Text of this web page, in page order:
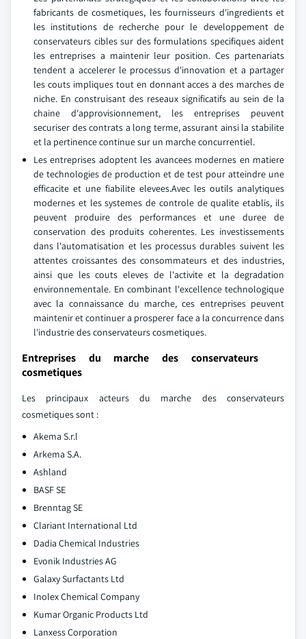
fabricants de cosmetiques, les fournisseurs d'ingredients et
les institutions de recherche pour le developpement de
conservateurs cibles sur des formulations specifiques aident
les entreprises a maintenir leur position. Ces partenariats
tendent a accelerer le processus d'innovation et a partager
les couts impliques tout en donnant acces a des marches de
niche. En construisant des reseaux significatifs au sein de la
chaine d'approvisionnement, les entreprises peuvent
securiser des contrats a long terme, assurant ainsi la stabilite
et la pertinence continue sur un marche concurrentiel.
Les entreprises adoptent les avancees modernes en matiere
de technologies de production et de test pour atteindre une
efficacite et une fiabilite elevees.Avec les outils analytiques
modernes et les systemes de controle de qualite etablis, ils
peuvent produire des performances et une duree de
conservation des produits coherentes. Les investissements
dans l'automatisation et les processus durables suivent les
attentes croissantes des consommateurs et des industries,
ainsi que les couts eleves de l'activite et la degradation
environnementale. En combinant l'excellence technologique
avec la connaissance du marche, ces entreprises peuvent
maintenir et continuer a prosperer face a la concurrence dans
l'industrie des conservateurs cosmetiques.
Entreprises du marche des conservateurs
cosmetiques
Les principaux acteurs du marche des conservateurs
cosmetiques sont :
Akema S.r.l
Arkema S.A.
Ashland
BASF SE
Brenntag SE
Clariant International Ltd
Dadia Chemical Industries
Evonik Industries AG
Galaxy Surfactants Ltd
Inolex Chemical Company
Kumar Organic Products Ltd
Lanxess Corporation